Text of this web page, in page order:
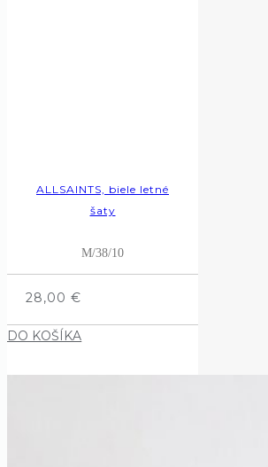
ALLSAINTS, biele letné
šaty
M/38/10
28,00€
DO KOŠÍKA